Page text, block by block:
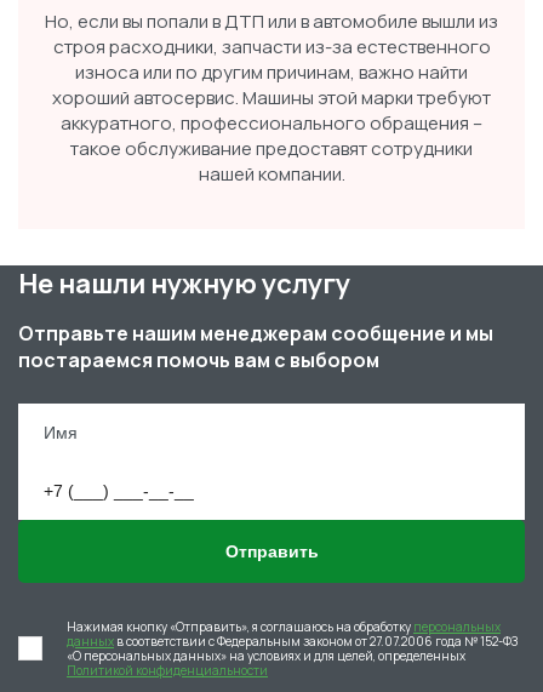
Но, если вы попали в ДТП или в автомобиле вышли из
строя расходники, запчасти из-за естественного
износа или по другим причинам, важно найти
хороший автосервис. Машины этой марки требуют
аккуратного, профессионального обращения –
такое обслуживание предоставят сотрудники
нашей компании.
Не нашли нужную услугу
Отправьте нашим менеджерам сообщение и мы
постараемся помочь вам с выбором
Отправить
Нажимая кнопку «Отправить», я соглашаюсь на обработку персональных
данных в соответствии с Федеральным законом от 27.07.2006 года № 152-ФЗ
«О персональных данных» на условиях и для целей, определенных
Политикой конфиденциальности